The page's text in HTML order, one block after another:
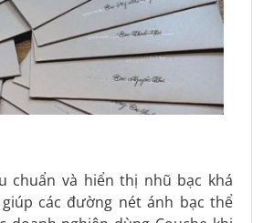
chuẩn và hiển thị nhũ bạc khá
các đường nét ánh bạc thể